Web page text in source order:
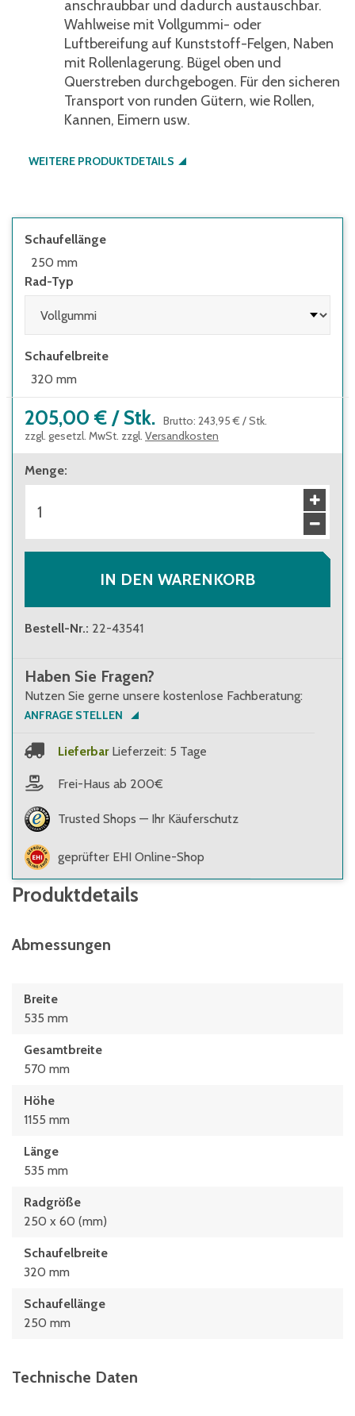
anschraubbar und dadurch austauschbar.
Wahlweise mit Vollgummi- oder
Luftbereifung auf Kunststoff-Felgen, Naben
mit Rollenlagerung. Bügel oben und
Querstreben durchgebogen. Für den sicheren
Transport von runden Gütern, wie Rollen,
Kannen, Eimern usw.
WEITERE PRODUKTDETAILS
Schaufellänge
250 mm
Rad-Typ
Schaufelbreite
320 mm
205,00 € / Stk. Brutto: 243,95 € /Stk.
zzgl. gesetzl. MwSt. zzgl. Versandkosten
Menge:
IN DEN WARENKORB
Bestell-Nr.: 22-43541
Haben Sie Fragen?
Nutzen Sie gerne unsere kostenlose Fachberatung:
ANFRAGE STELLEN
Lieferbar Lieferzeit: 5 Tage
Frei-Haus ab 200€
Trusted Shops — Ihr Käuferschutz
geprüfter EHI Online-Shop
Produktdetails
Abmessungen
Breite
535 mm
Gesamtbreite
570 mm
Höhe
1155 mm
Länge
535 mm
Radgröße
250 x 60 (mm)
Schaufelbreite
320 mm
Schaufellänge
250 mm
Technische Daten